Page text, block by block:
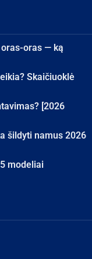
oras — ką
Skaičiuoklė
[2026
šildyti namus 2026
modeliai